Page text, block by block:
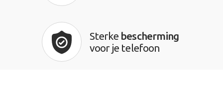
Sterke bescherming
voor je telefoon